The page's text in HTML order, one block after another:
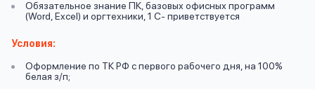
Обязательное знание ПК, базовых офисных программ
(Word, Excel) и оргтехники, 1 С- приветствуется
Условия:
Оформление по ТК РФ с первого рабочего дня, на 100%
белая з/п;
Войти под другим номером
на
вопросы